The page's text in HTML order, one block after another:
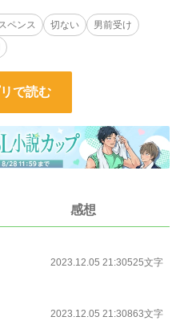
てその幼馴染みの存在を知っている
って信じられないものだった……
あっているクールで美形な金髪碧眼
カを舞台に事件を捜査するFBI連邦捜
読みです。
ペンス 切ない
男前受け
で読む
感想
2023.12.05 21:30525文字
2023.12.05 21:30863文字